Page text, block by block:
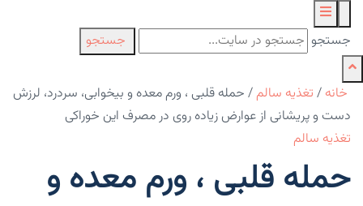
جستجو جستجو
خانه / تغذیه سالم / حمله قلبی ، ورم معده و بیخوابی، سردرد، لرزش
دست و پریشانی از عوارض زیاده روی در مصرف این خوراکی
تغذیه سالم
حمله قلبی ، ورم معده و